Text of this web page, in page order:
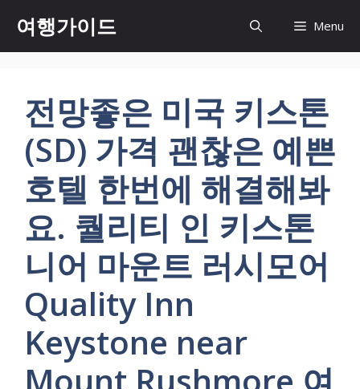
츠
여행가이드 Menu
전망좋은 미국 키스톤
(SD) 가격 괜찮은 예쁜
호텔 한번에 해결해봐
요. 퀄리티 인 키스톤
니어 마운트 러시모어
Quality Inn
Keystone near